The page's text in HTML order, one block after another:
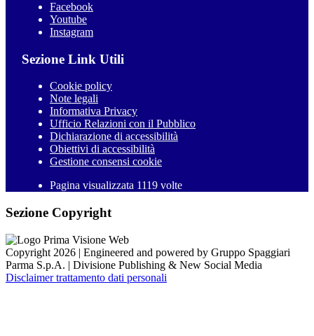
Facebook
Youtube
Instagram
Sezione Link Utili
Cookie policy
Note legali
Informativa Privacy
Ufficio Relazioni con il Pubblico
Dichiarazione di accessibilità
Obiettivi di accessibilità
Gestione consensi cookie
Pagina visualizzata 1119 volte
Sezione Copyright
Copyright 2026 | Engineered and powered by Gruppo Spaggiari
Parma S.p.A. | Divisione Publishing & New Social Media
Disclaimer trattamento dati personali